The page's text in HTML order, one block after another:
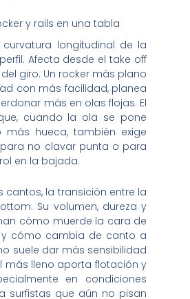
y rails en una tabla
curvatura longitudinal de la
Afecta desde el take off
giro. Un rocker más plano
con más facilidad, planea
más en olas flojas. El
cuando la ola se pone
más hueca, también exige
no clavar punta o para
en la bajada.
cantos, la transición entre la
Su volumen, dureza y
cómo muerde la cara de
cómo cambia de canto a
suele dar más sensibilidad
más lleno aporta flotación y
en condiciones
surfistas que aún no pisan